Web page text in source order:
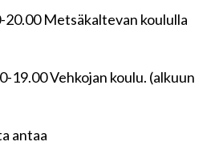
20.00 Metsäkaltevan koululla
19.00 Vehkojan koulu. (alkuun
antaa